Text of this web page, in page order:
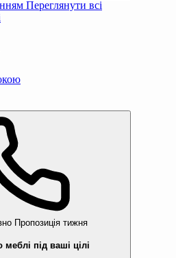
Переглянути всі
Пропозиція тижня
під ваші цілі